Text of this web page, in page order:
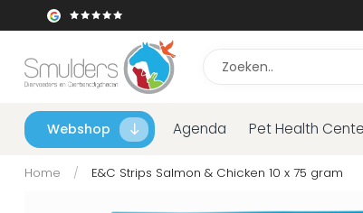
Webshop Agenda Pet Health
Home / E&C Strips Salmon & Chicken 10 x 75 gram